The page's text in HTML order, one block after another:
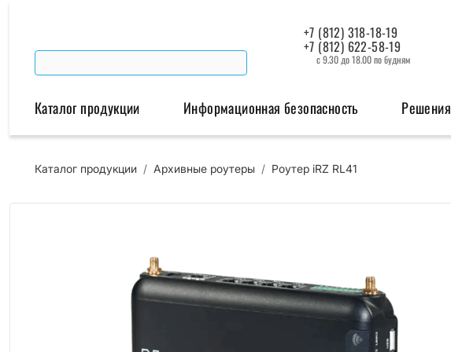
+7 (812) 318-18-19
+7 (812) 622-58-19
с 9.30 до 18.00 по будням
Каталог продукции
Беспроводная связь
Промышленные контроллеры
Промышленная автоматизация
Информационная безопасность Решения
Каталог продукции / Архивные роутеры / Роутер iRZ RL41